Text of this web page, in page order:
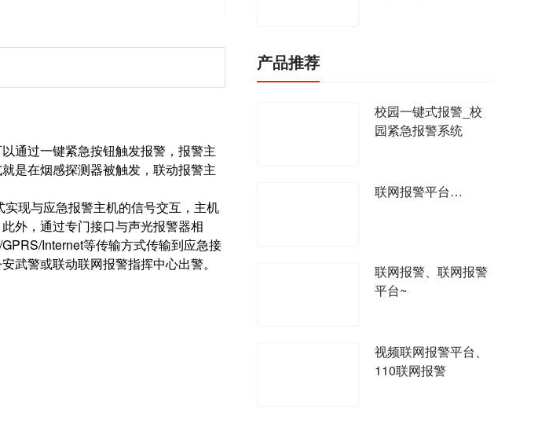
通过一键紧急按钮触发报警，报警主
是在烟感探测器被触发，联动报警主
现与应急报警主机的信号交互，主机
外，通过专门接口与声光报警器相
Internet等传输方式传输到应急接
武警或联动联网报警指挥中心出警。
产品推荐
校园一键式报警_校
园紧急报警系统
联网报警平台…
联网报警、联网报警
平台~
视频联网报警平台、
110联网报警